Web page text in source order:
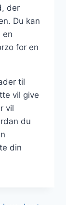
der
Du kan
en
for en
til
vil give
vil
du
din